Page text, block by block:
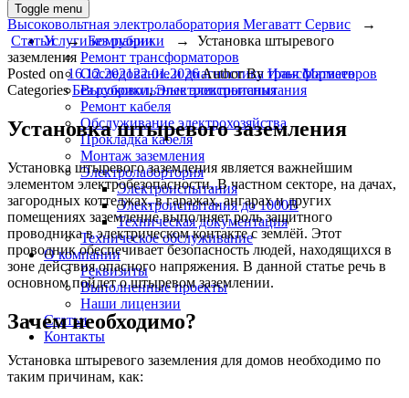
Toggle menu
Услуги компании
Ремонт трансформаторов
Обследование и диагностика трансформаторов
Высоковольтные электроиспытания
Ремонт кабеля
Обслуживание электрохозяйства
Прокладка кабеля
Монтаж заземления
Электролабортория
Электроиспытания
Электроиспытания до 1000В
Техническая документация
Техническое обслуживание
О компании
Реквизиты
Выполненные проекты
Наши лицензии
Статьи
Контакты
Высоковольтная электролаборатория Мегаватт Сервис
→
Статьи→Без рубрики → Установка штыревого
заземления
Posted on16.12.202122.01.2026AuthorBy Илья Матвеев
CategoriesБез рубрики,Электроиспытания
Установка штыревого заземления
Установка штыревого заземления является важнейшим
элементом электробезопасности. В частном секторе, на дачах,
загородных коттеджах, в гаражах, ангарах и других
помещениях заземление выполняет роль защитного
проводника в электрическом контакте с землёй. Этот
проводник обеспечивает безопасность людей, находящихся в
зоне действия опасного напряжения. В данной статье речь в
основном пойдет о штыревом заземлении.
Зачем необходимо?
Установка штыревого заземления для домов необходимо по
таким причинам, как: